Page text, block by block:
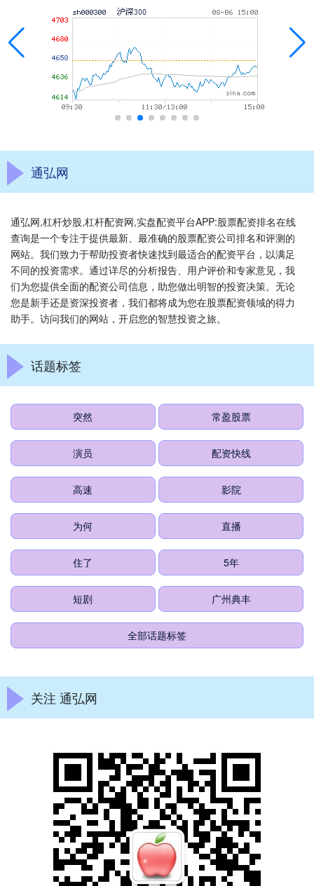
通弘网
通弘网,杠杆炒股,杠杆配资网,实盘配资平台APP:股票配资排名在线
查询是一个专注于提供最新、最准确的股票配资公司排名和评测的
网站。我们致力于帮助投资者快速找到最适合的配资平台，以满足
不同的投资需求。通过详尽的分析报告、用户评价和专家意见，我
们为您提供全面的配资公司信息，助您做出明智的投资决策。无论
您是新手还是资深投资者，我们都将成为您在股票配资领域的得力
助手。访问我们的网站，开启您的智慧投资之旅。
话题标签
突然 常盈股票
演员 配资快线
高速 影院
为何 直播
住了 5年
短剧 广州典丰
全部话题标签
关注 通弘网